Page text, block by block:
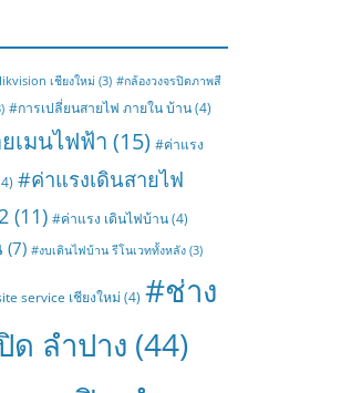
เชียงใหม่ (3) #กล้องวงจรปิดภาพสี
#การเปลี่ยนสายไฟ ภายใน บ้าน(4)
เมนไฟฟ้า (15) #ค่าแรง
#ค่าแรงเดินสายไฟ
(11) #ค่าแรง เดินไฟบ้าน(4)
(7) #งบเดินไฟบ้าน รีโนเวททั้งหลัง (3)
service เชียงใหม่ (4) #ช่าง
ด ลำปาง (44)